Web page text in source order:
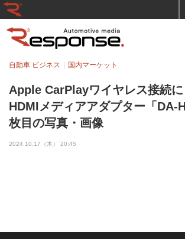
Apple CarPlayワイヤレス接続に
HDMIメディアアダプター「DA-
枚目の写真・画像
自動車 ビジネス 国内マーケット
2024.10.17（木） 20:45